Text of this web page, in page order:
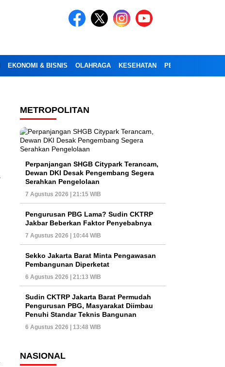
EKONOMI & BISNIS OLAHRAGA KESEHATAN PENDIDIKAN
METROPOLITAN
Perpanjangan SHGB Citypark Terancam,
Dewan DKI Desak Pengembang Segera
Serahkan Pengelolaan
7 Agustus 2026 | 21:15 WIB
Pengurusan PBG Lama? Sudin CKTRP
Jakbar Beberkan Faktor Penyebabnya
7 Agustus 2026 | 10:44 WIB
Sekko Jakarta Barat Minta Pengawasan
Pembangunan Diperketat
6 Agustus 2026 | 21:13 WIB
Sudin CKTRP Jakarta Barat Permudah
Pengurusan PBG, Masyarakat Diimbau
Penuhi Standar Teknis Bangunan
6 Agustus 2026 | 13:48 WIB
NASIONAL